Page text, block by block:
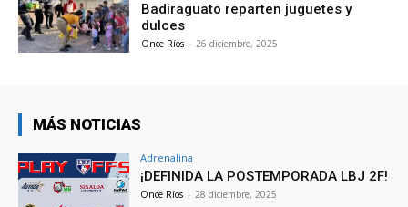
Badiraguato reparten juguetes y
dulces
Once Ríos - 26 diciembre, 2025
MÁS NOTICIAS
Adrenalina
¡DEFINIDA LA POSTEMPORADA LBJ 2F!
Once Ríos - 28 diciembre, 2025